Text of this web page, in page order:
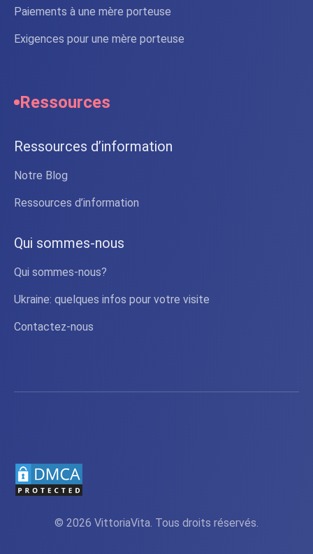
Paiements à une mère porteuse
Exigences pour une mère porteuse
Ressources
Ressources d’information
Notre Blog
Ressources d’information
Qui sommes-nous
Qui sommes-nous?
Ukraine: quelques infos pour votre visite
Contactez-nous
© 2026 VittoriaVita. Tous droits réservés.